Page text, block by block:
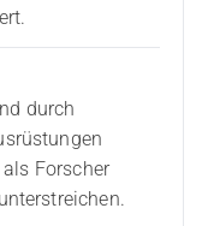
durch
Forscher